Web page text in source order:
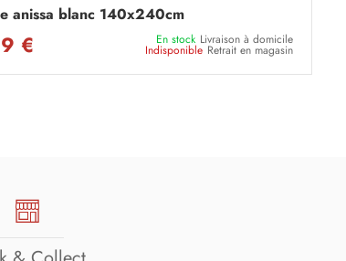
anissa blanc 140x240cm
€ En stock Livraison à domicile
Indisponible Retrait en magasin